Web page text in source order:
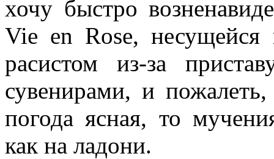
хочу быстро
Vie en Rose, несущейся
расистом из-за
сувенирами, и
погода ясная, то
как на ладони.